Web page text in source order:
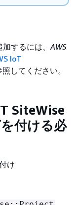
加するには、AWS
IoT
照してください。
SiteWise
付ける必
け